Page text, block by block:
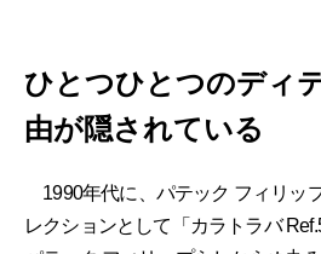
ひとつひとつのディ
由が隠されている
1990年代に、パテック フィリッ
レクションとして「カラトラバ